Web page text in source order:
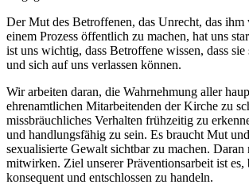
Der Mut des Betroffenen, das Unrecht, das ihm
einem Prozess öffentlich zu machen, hat uns
ist uns wichtig, dass Betroffene wissen, dass sie
und sich auf uns verlassen können.
Wir arbeiten daran, die Wahrnehmung aller
ehrenamtlichen Mitarbeitenden der Kirche zu
missbräuchliches Verhalten frühzeitig zu
und handlungsfähig zu sein. Es braucht Mut
sexualisierte Gewalt sichtbar zu machen. Daran
mitwirken. Ziel unserer Präventionsarbeit ist es,
konsequent und entschlossen zu handeln.